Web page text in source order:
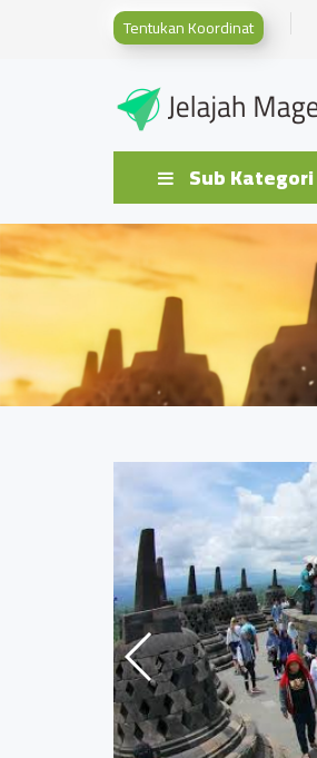
Tentukan Koordinat
Sub Kategori